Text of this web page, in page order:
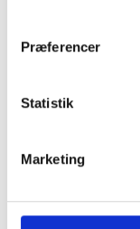
Præferencer
Statistik
MarketingUnsui